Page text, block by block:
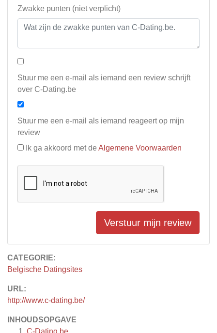
CATEGORIE:
Belgische Datingsites
URL:
http://www.c-dating.be/
INHOUDSOPGAVE
Zwakke punten (niet verplicht)
Stuur me een e-mail als iemand een review schrijft
over C-Dating.be
Stuur me een e-mail als iemand reageert op mijn
review
Ik ga akkoord met de Algemene Voorwaarden
Verstuur mijn review